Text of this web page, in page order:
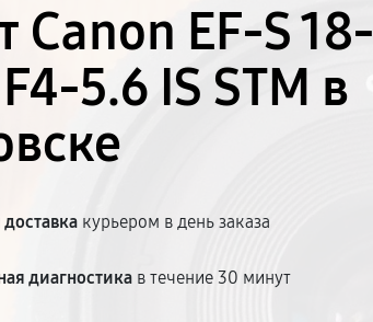
Canon EF-S 18-
5.6 IS STM в
курьером в день заказа
диагностика в течение 30 минут